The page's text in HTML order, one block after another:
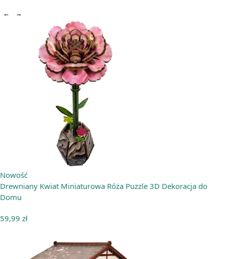
← →
Nowość
Drewniany Kwiat Miniaturowa Róża Puzzle 3D Dekoracja do
Domu
59,99 zł